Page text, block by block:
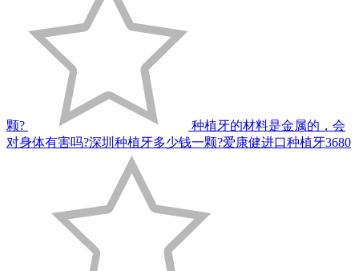
颗?
种植牙的材料是金属的，会
对身体有害吗?深圳种植牙多少钱一颗?爱康健进口种植牙3680